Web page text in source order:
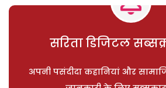
सरिता डिजिटल
अपनी पसंदीदा कहानियां और